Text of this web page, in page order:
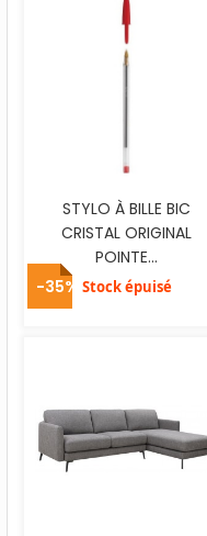
STYLO À BILLE BIC
CRISTAL ORIGINAL
POINTE...
Stock épuisé
-35%